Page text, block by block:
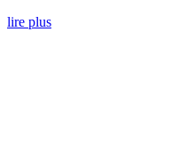
lire plus